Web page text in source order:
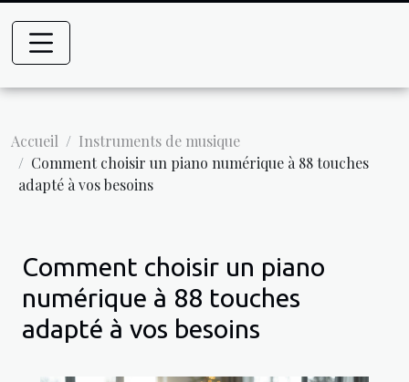
Accueil
Instruments de musique
Comment choisir un piano numérique à 88 touches
adapté à vos besoins
Comment choisir un piano
numérique à 88 touches
adapté à vos besoins